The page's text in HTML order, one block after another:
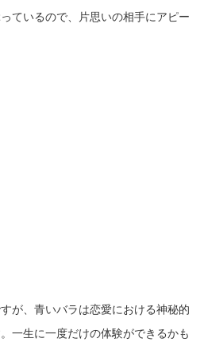
ているので、片思いの相手にアピー
が、青いバラは恋愛における神秘的
一生に一度だけの体験ができるかも